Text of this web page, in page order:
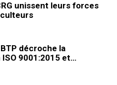
unissent leurs forces
BTP décroche la
9001:2015 et…